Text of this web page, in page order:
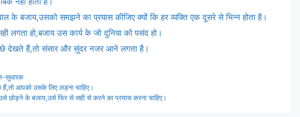
के बजाय,उसको समझने का प्रयास कीजिए क्यों कि हर व्यक्ति एक दूसरे से भिन्न होता है।
लगता हो,बजाय उस कार्य के जो दुनिया को पसंद हो।
देखते हैं,तो संसार और सुंदर नजर आने लगता है।
सुधारक
आपको उसके लिए लड़ना चाहिए।
छोड़ने के बजाय,उसे फिर से सही से करने का प्रयास करना चाहिए।